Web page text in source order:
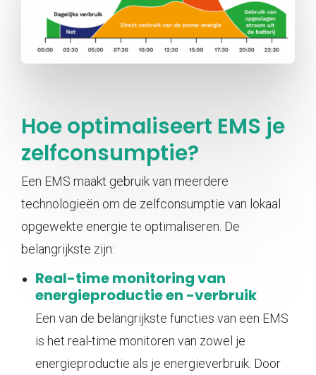
Hoe optimaliseert EMS je
zelfconsumptie?
Een EMS maakt gebruik van meerdere
technologieën om de zelfconsumptie van lokaal
opgewekte energie te optimaliseren. De
belangrijkste zijn:
Real-time monitoring van
energieproductie en -verbruik
Een van de belangrijkste functies van een EMS
is het real-time monitoren van zowel je
energieproductie als je energieverbruik. Door